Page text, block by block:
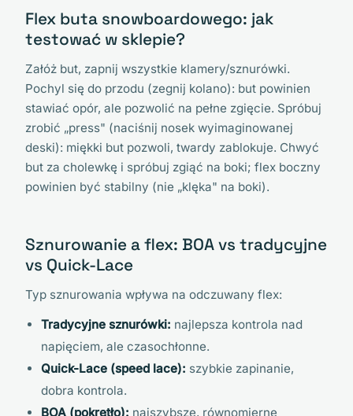
Flex buta snowboardowego: jak
testować w sklepie?
Załóż but, zapnij wszystkie klamery/sznurówki.
Pochyl się do przodu (zegnij kolano): but powinien
stawiać opór, ale pozwolić na pełne zgięcie. Spróbuj
zrobić „press" (naciśnij nosek wyimaginowanej
deski): miękki but pozwoli, twardy zablokuje. Chwyć
but za cholewkę i spróbuj zgiąć na boki; flex boczny
powinien być stabilny (nie „klęka" na boki).
Sznurowanie a flex: BOA vs tradycyjne
vs Quick-Lace
Typ sznurowania wpływa na odczuwany flex:
Tradycyjne sznurówki: najlepsza kontrola nad
napięciem, ale czasochłonne.
Quick-Lace (speed lace): szybkie zapinanie,
dobra kontrola.
BOA (pokrętło): najszybsze, równomierne